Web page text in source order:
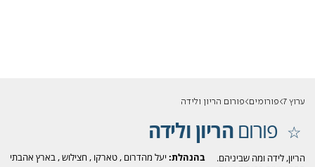
ערוץ 7 פורומים פורום הריון ולידה
פורוםהריון ולידה
בהנהלת: יעל מהדרום ,טארקו ,חצילוש,בארץ אהבתי
הריון, לידה ומה שביניהם.